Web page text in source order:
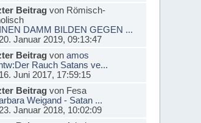
Beitragvon Römisch-
DAMM BILDEN GEGEN ...
Januar 2019, 09:13:47
Beitragvon amos
Rauch Satans ve...
Juni 2017, 17:59:15
Beitragvon Fesa
Weigand - Satan ...
Januar 2018, 10:02:09